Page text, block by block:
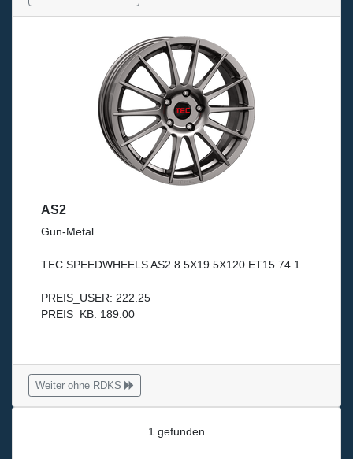
AS2
Gun-Metal
TEC SPEEDWHEELS AS2 8.5X19 5X120 ET15 74.1
PREIS_USER: 222.25
PREIS_KB: 189.00
Weiter ohne RDKS
1 gefunden